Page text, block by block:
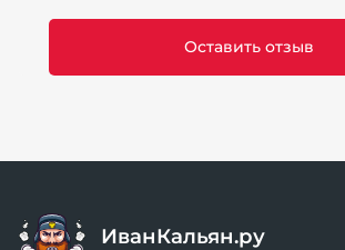
ИванКальян.ру